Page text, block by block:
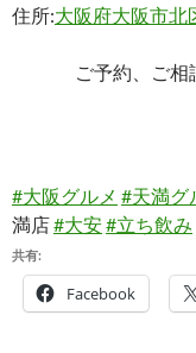
住所:大阪府大阪市北
ご予約、ご相
#大阪グルメ #天満グ
満店#大安#立ち飲み
共有:
Facebook